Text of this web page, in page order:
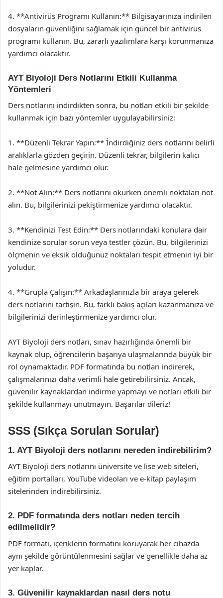
4. **Antivirüs Programı Kullanın:** Bilgisayarınıza indirilen
dosyaların güvenliğini sağlamak için güncel bir antivirüs
programı kullanın. Bu, zararlı yazılımlara karşı korunmanıza
yardımcı olacaktır.
AYT Biyoloji Ders Notlarını Etkili Kullanma
Yöntemleri
Ders notlarını indirdikten sonra, bu notları etkili bir şekilde
kullanmak için bazı yöntemler uygulayabilirsiniz:
1. **Düzenli Tekrar Yapın:** İndirdiğiniz ders notlarını belirli
aralıklarla gözden geçirin. Düzenli tekrar, bilgilerin kalıcı
hale gelmesine yardımcı olur.
2. **Not Alın:** Ders notlarını okurken önemli noktaları not
alın. Bu, bilgilerinizi pekiştirmenize yardımcı olacaktır.
3. **Kendinizi Test Edin:** Ders notlarındaki konulara dair
kendinize sorular sorun veya testler çözün. Bu, bilgilerinizi
ölçmenin ve eksik olduğunuz noktaları tespit etmenin iyi bir
yoludur.
4. **Grupla Çalışın:** Arkadaşlarınızla bir araya gelerek
ders notlarını tartışın. Bu, farklı bakış açıları kazanmanıza ve
bilgilerinizi derinleştirmenize yardımcı olur.
AYT Biyoloji ders notları, sınav hazırlığında önemli bir
kaynak olup, öğrencilerin başarıya ulaşmalarında büyük bir
rol oynamaktadır. PDF formatında bu notları indirerek,
çalışmalarınızı daha verimli hale getirebilirsiniz. Ancak,
güvenilir kaynaklardan indirme yapmayı ve notları etkili bir
şekilde kullanmayı unutmayın. Başarılar dileriz!
SSS (Sıkça Sorulan Sorular)
1. AYT Biyoloji ders notlarını nereden indirebilirim?
AYT Biyoloji ders notlarını üniversite ve lise web siteleri,
eğitim portalları, YouTube videoları ve e-kitap paylaşım
sitelerinden indirebilirsiniz.
2. PDF formatında ders notları neden tercih
edilmelidir?
PDF formatı, içeriklerin formatını koruyarak her cihazda
aynı şekilde görüntülenmesini sağlar ve genellikle daha az
yer kaplar.
3. Güvenilir kaynaklardan nasıl ders notu